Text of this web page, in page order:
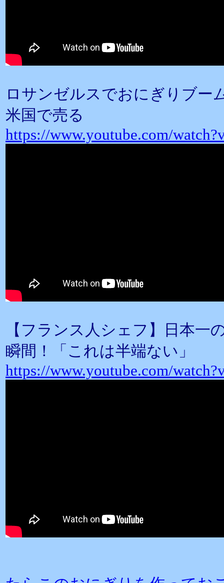
ロサンゼルスでおにぎりブー
米国で売る
https://www.youtube.com/
【フランス人シェフ】日本一
瞬間！「これは半端ない」
https://www.youtube.com/